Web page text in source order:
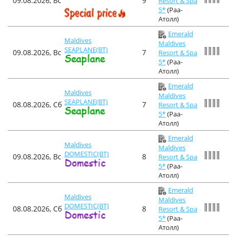
5*(Раа-
Атолл)
09.08.2026, Вс
Maldives
SEAPLANE(BT)
7
Emerald
Maldives
Resort & Spa
5*(Раа-
Атолл)
08.08.2026, Сб
Maldives
SEAPLANE(BT)
7
Emerald
Maldives
Resort & Spa
5*(Раа-
Атолл)
09.08.2026, Вс
Maldives
DOMESTIC(BT)
8
Emerald
Maldives
Resort & Spa
5*(Раа-
Атолл)
08.08.2026, Сб
Maldives
DOMESTIC(BT)
8
Emerald
Maldives
Resort & Spa
5*(Раа-
Атолл)